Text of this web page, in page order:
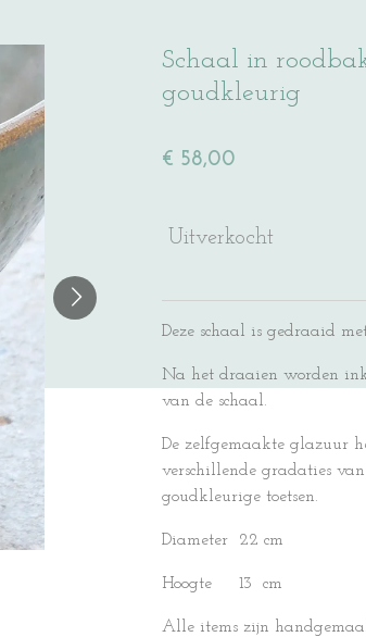
Schaal in
goudkleurig
€ 58,00
Uitverkocht
Deze schaal is gedraaid
Na het draaien worden
van de schaal.
De zelfgemaakte glazuur
verschillende gradaties
goudkleurige toetsen.
Diameter 22 cm
Hoogte 13 cm
Alle items zijn